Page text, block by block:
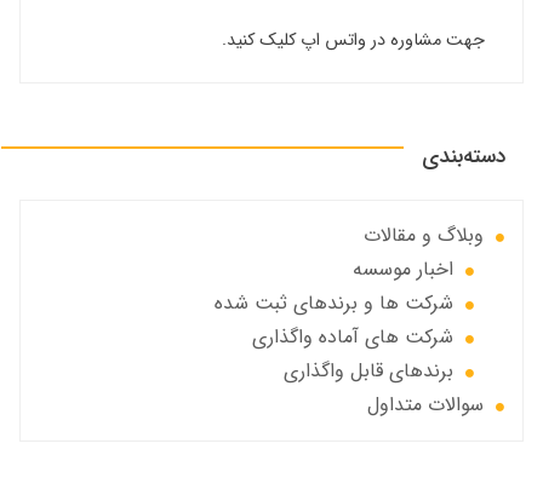
جهت مشاوره در واتس اپ کلیک کنید.
دسته‌بندی
وبلاگ و مقالات
اخبار موسسه
شرکت ها و برندهای ثبت شده
شرکت های آماده واگذاری
برندهای قابل واگذاری
سوالات متداول